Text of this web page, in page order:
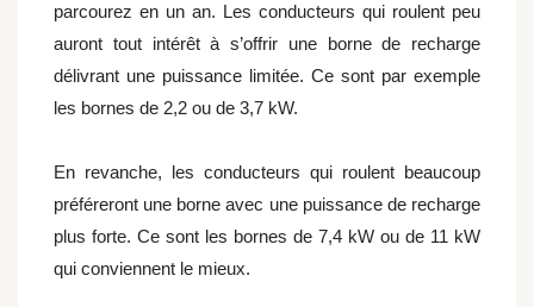
parcourez en un an. Les conducteurs qui roulent peu
auront tout intérêt à s’offrir une borne de recharge
délivrant une puissance limitée. Ce sont par exemple
les bornes de 2,2 ou de 3,7 kW.
En revanche, les conducteurs qui roulent beaucoup
préféreront une borne avec une puissance de recharge
plus forte. Ce sont les bornes de 7,4 kW ou de 11 kW
qui conviennent le mieux.